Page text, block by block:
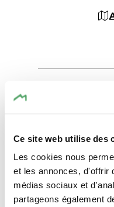
Ce site web utilise des
Les cookies nous
et les annonces, d'offrir
médias sociaux et
partageons également
Planifier l’itinéraire